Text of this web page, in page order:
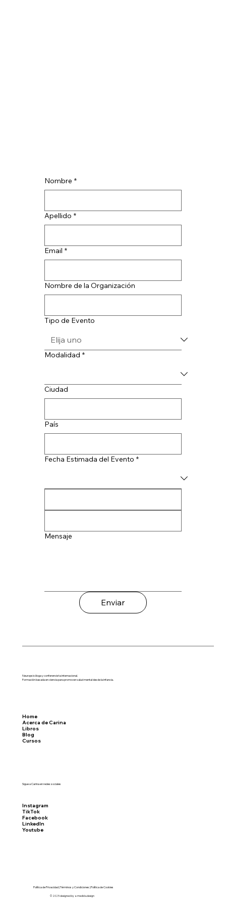
Home
Acerca de Carina
Libros
Blog
Cursos
Neuropsicóloga y conferencista internacional.
Formación basada en ciencia para promover salud mental desde la infancia.
Instagram
TikTok
Facebook
LinkedIn
Youtube
Sigue a Carina en redes sociales
Nombre *
Apellido *
Email *
Nombre de la Organización
Tipo de Evento
Modalidad *
Ciudad
País
Fecha Estimada del Evento *
Mensaje
Enviar
© 2025 designed by a-medida.design
Política de Privacidad | Términos y Condiciones | Política de Cookies